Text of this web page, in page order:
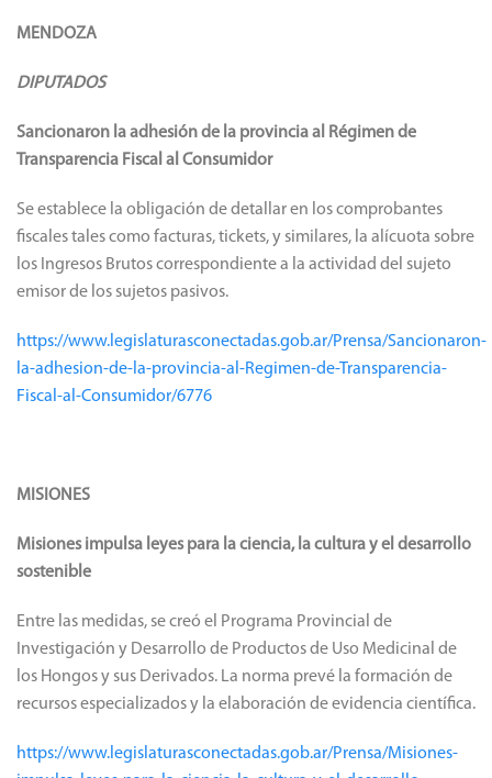
MENDOZA
DIPUTADOS
Sancionaron la adhesión de la provincia al Régimen de
Transparencia Fiscal al Consumidor
Se establece la obligación de detallar en los comprobantes
fiscales tales como facturas, tickets, y similares, la alícuota sobre
los Ingresos Brutos correspondiente a la actividad del sujeto
emisor de los sujetos pasivos.
https://www.legislaturasconectadas.gob.ar/Prensa/Sancionaron-
la-adhesion-de-la-provincia-al-Regimen-de-Transparencia-
Fiscal-al-Consumidor/6776
MISIONES
Misiones impulsa leyes para la ciencia, la cultura y el desarrollo
sostenible
Entre las medidas, se creó el Programa Provincial de
Investigación y Desarrollo de Productos de Uso Medicinal de
los Hongos y sus Derivados. La norma prevé la formación de
recursos especializados y la elaboración de evidencia científica.
https://www.legislaturasconectadas.gob.ar/Prensa/Misiones-